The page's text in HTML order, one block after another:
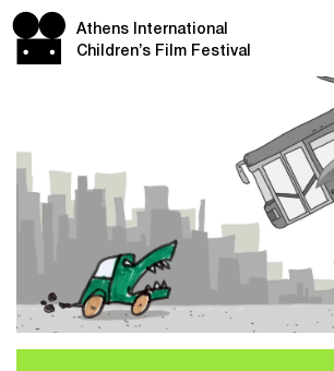
Athens International
Children’s Film Festival